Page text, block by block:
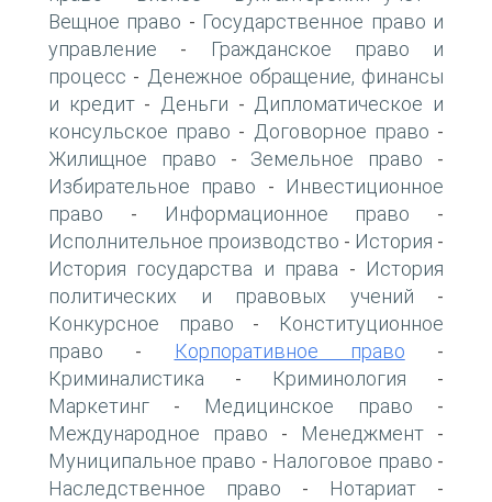
Вещное право - Государственное право и
управление -
Гражданское право и
процесс - Денежное обращение, финансы
и кредит- Деньги - Дипломатическое и
консульское право - Договорное право -
Жилищное право - Земельное право -
Избирательное право -
Инвестиционное
право - Информационное право -
Исполнительное производство - История -
История государства и права -
История
политических и правовых учений -
Конкурсное право -
Конституционное
право - Корпоративное право -
Криминалистика - Криминология -
Маркетинг - Медицинское право -
Международное право - Менеджмент -
Муниципальное право - Налоговое право -
Наследственное право - Нотариат -